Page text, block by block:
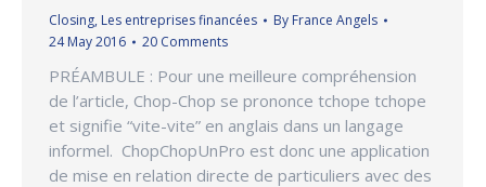
Closing, Les entreprises financées By France Angels
24 May 2016
20 Comments
PRÉAMBULE : Pour une meilleure compréhension
de l’article, Chop-Chop se prononce tchope tchope
et signifie “vite-vite” en anglais dans un langage
informel. ChopChopUnPro est donc une application
de mise en relation directe de particuliers avec des